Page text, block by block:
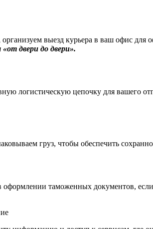
выезд курьера в ваш офис для
двери до двери».
логистическую цепочку для вашего
груз, чтобы обеспечить
таможенных документов,